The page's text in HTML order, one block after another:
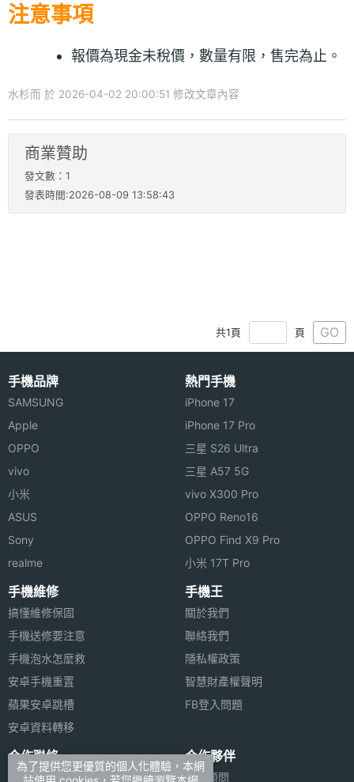
注意事項
報價為現金未稅價，數量有限，售完為止。
水杉而 於 2026-04-02 20:00:51 修改文章內容
商業贊助
發文數：1
發表時間:2026-08-09 13:58:43
共1頁 頁 GO
手機品牌
SAMSUNG
Apple
OPPO
vivo
小米
ASUS
Sony
realme
熱門手機
iPhone 17
iPhone 17 Pro
三星 S26 Ultra
三星 A57 5G
vivo X300 Pro
OPPO Reno16
OPPO Find X9 Pro
小米 17T Pro
手機維修
搞懂維修保固
手機送修要注意
手機泡水怎麼救
安卓手機重置
蘋果安卓跳槽
安卓資料轉移
手機王
關於我們
聯絡我們
隱私權政策
智慧財產權聲明
FB登入問題
合作聯絡
廣告刊登
合作夥伴
法律顧問
為了提供您更優質的個人化體驗，本網